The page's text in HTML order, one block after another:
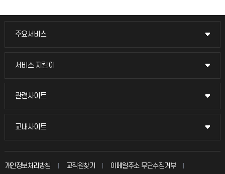
주요서비스
주요서비스
교무회의방송
입학안내
서비스 지킴이
서비스 지킴이
묻고 답하기
칭찬마당
관련사이트
관련사이트
국방헬프콜
교내사이트
교내사이트
교수회
개인정보처리방침 교직원찾기
이메일주소 무단수집거부